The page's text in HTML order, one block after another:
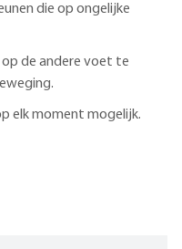
die op ongelijke
de andere voet te
elk moment mogelijk.